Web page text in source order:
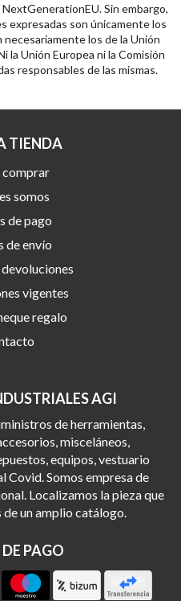
Sin embargo,
expresadas son únicamente los
los de la Unión
la Unión Europea ni la Comisión
responsables de las mismas.
AGI
de herramientas,
misceláneos,
equipos, vestuario
Somos empresa de
Localizamos la pieza que
un amplio catálogo.
PAGO
TIENDA
comprar
somos
de pago
de envío
vigentes
regalo